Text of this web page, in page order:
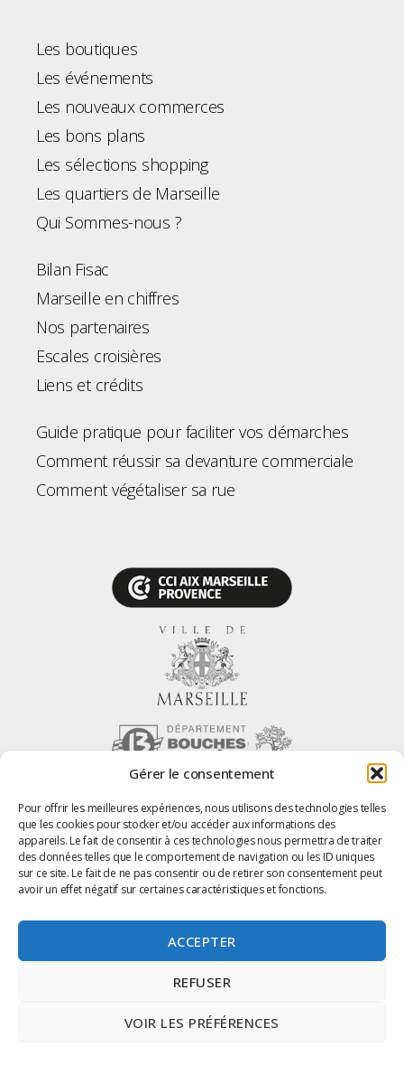
Gérer le consentement
Pour offrir les meilleures expériences, nous utilisons des technologies telles
que les cookies pour stocker et/ou accéder aux informations des
appareils. Le fait de consentir à ces technologies nous permettra de traiter
des données telles que le comportement de navigation ou les ID uniques
sur ce site. Le fait de ne pas consentir ou de retirer son consentement peut
avoir un effet négatif sur certaines caractéristiques et fonctions.
ACCEPTER
REFUSER
VOIR LES PRÉFÉRENCES
Les boutiques
Les événements
Les nouveaux commerces
Les bons plans
Les sélections shopping
Les quartiers de Marseille
Qui Sommes-nous ?
Bilan Fisac
Marseille en chiffres
Nos partenaires
Escales croisières
Liens et crédits
Guide pratique pour faciliter vos démarches
Comment réussir sa devanture commerciale
Comment végétaliser sa rue
Marseille Centre – Tous droit réservés
Site Internet Marseille
Photos et textes protégés par Copyright © – Tous droits réservés, toutes